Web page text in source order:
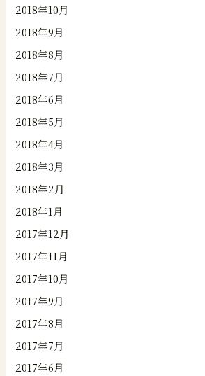
2018年10月
2018年9月
2018年8月
2018年7月
2018年6月
2018年5月
2018年4月
2018年3月
2018年2月
2018年1月
2017年12月
2017年11月
2017年10月
2017年9月
2017年8月
2017年7月
2017年6月